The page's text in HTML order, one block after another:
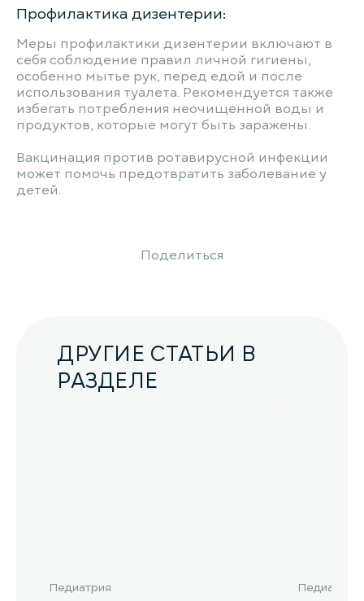
Профилактика дизентерии:
Меры профилактики дизентерии включают в
себя соблюдение правил личной гигиены,
особенно мытье рук, перед едой и после
использования туалета. Рекомендуется также
избегать потребления неочищенной воды и
продуктов, которые могут быть заражены.
Вакцинация против ротавирусной инфекции
может помочь предотвратить заболевание у
детей.
Поделиться
ДРУГИЕ СТАТЬИ В
РАЗДЕЛЕ
Педиатрия Педиатрия